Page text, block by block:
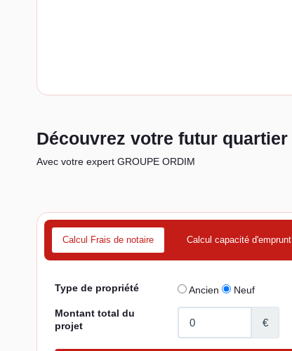
Découvrez votre futur quartier
Avec votre expert GROUPE ORDIM
Calcul Frais de notaire Calcul capacité d'emprunt